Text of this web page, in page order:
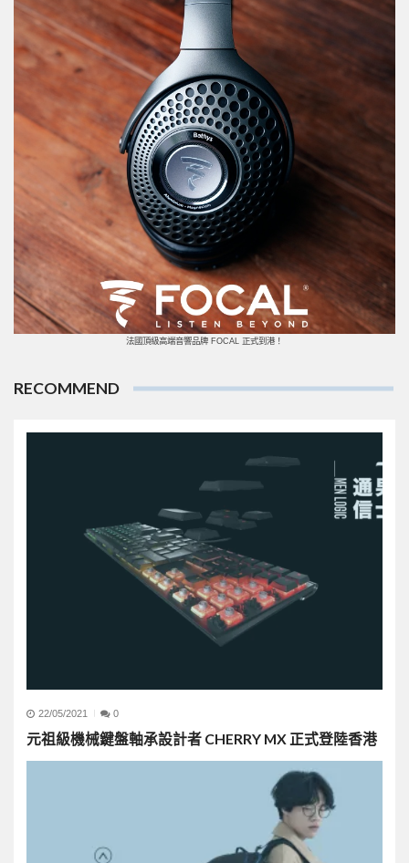
法國頂級高端音響品牌 FOCAL 正式到港！
RECOMMEND
22/05/2021 0
元祖級機械鍵盤軸承設計者 CHERRY MX 正式登陸香港